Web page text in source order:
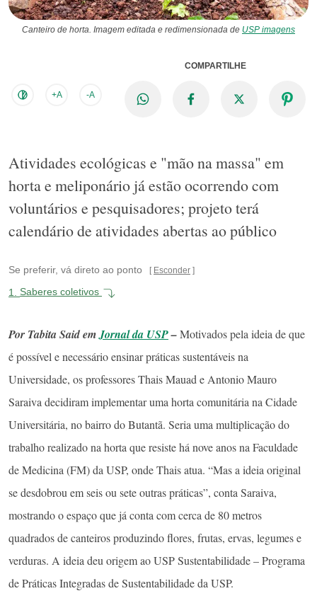
Canteiro de horta. Imagem editada e redimensionada de USP imagens
+A -A
COMPARTILHE
Atividades ecológicas e "mão na massa" em
horta e meliponário já estão ocorrendo com
voluntários e pesquisadores; projeto terá
calendário de atividades abertas ao público
Se preferir, vá direto ao ponto Esconder
1. Saberes coletivos
Por Tabita Said emJornal da USP–Motivados pela ideia de que
é possível e necessário ensinar práticas sustentáveis na
Universidade, os professores Thais Mauad e Antonio Mauro
Saraiva decidiram implementar uma horta comunitária na Cidade
Universitária, no bairro do Butantã. Seria uma multiplicação do
trabalho realizado na horta que resiste há nove anos na Faculdade
de Medicina (FM) da USP, onde Thais atua. “Mas a ideia original
se desdobrou em seis ou sete outras práticas”, conta Saraiva,
mostrando o espaço que já conta com cerca de 80 metros
quadrados de canteiros produzindo flores, frutas, ervas, legumes e
verduras. A ideia deu origem ao USP Sustentabilidade – Programa
de Práticas Integradas de Sustentabilidade da USP.